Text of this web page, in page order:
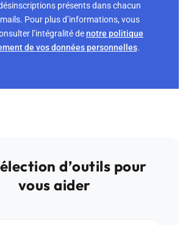
présents dans chacun
Pour plus d’informations, vous
l’intégralité denotre politique
de vos données personnelles.
d’outils pour
vous aider